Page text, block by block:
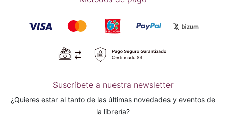
Suscríbete a nuestra newsletter
¿Quieres estar al tanto de las últimas novedades y eventos de
la librería?